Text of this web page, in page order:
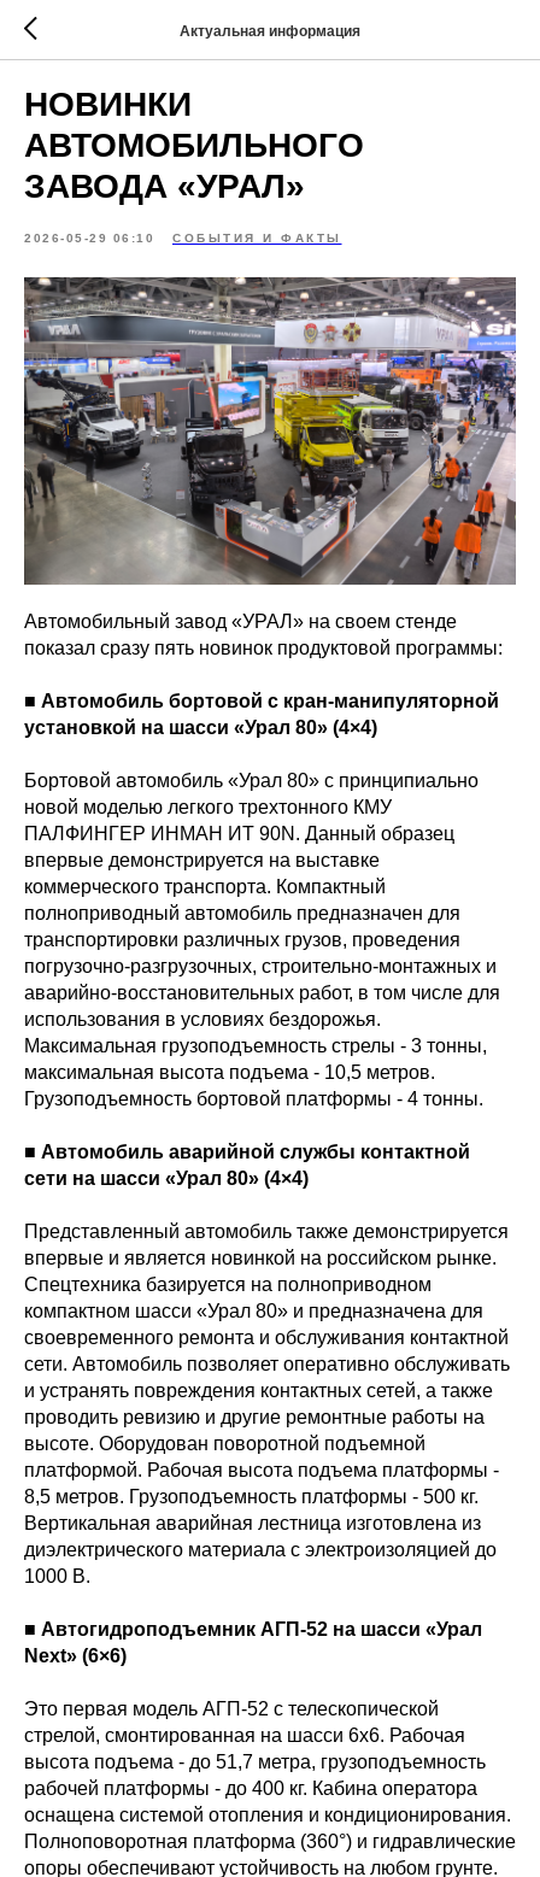
Актуальная информация
НОВИНКИ
АВТОМОБИЛЬНОГО
ЗАВОДА «УРАЛ»
2026-05-29 06:10 СОБЫТИЯ И ФАКТЫ
Автомобильный завод «УРАЛ» на своем стенде
показал сразу пять новинок продуктовой программы:
■ Автомобиль бортовой с кран-манипуляторной
установкой на шасси «Урал 80» (4×4)
Бортовой автомобиль «Урал 80» с принципиально
новой моделью легкого трехтонного КМУ
ПАЛФИНГЕР ИНМАН ИТ 90N. Данный образец
впервые демонстрируется на выставке
коммерческого транспорта. Компактный
полноприводный автомобиль предназначен для
транспортировки различных грузов, проведения
погрузочно-разгрузочных, строительно-монтажных и
аварийно-восстановительных работ, в том числе для
использования в условиях бездорожья.
Максимальная грузоподъемность стрелы - 3 тонны,
максимальная высота подъема - 10,5 метров.
Грузоподъемность бортовой платформы - 4 тонны.
■ Автомобиль аварийной службы контактной
сети на шасси «Урал 80» (4×4)
Представленный автомобиль также демонстрируется
впервые и является новинкой на российском рынке.
Спецтехника базируется на полноприводном
компактном шасси «Урал 80» и предназначена для
своевременного ремонта и обслуживания контактной
сети. Автомобиль позволяет оперативно обслуживать
и устранять повреждения контактных сетей, а также
проводить ревизию и другие ремонтные работы на
высоте. Оборудован поворотной подъемной
платформой. Рабочая высота подъема платформы -
8,5 метров. Грузоподъемность платформы - 500 кг.
Вертикальная аварийная лестница изготовлена из
диэлектрического материала с электроизоляцией до
1000 В.
■ Автогидроподъемник АГП-52 на шасси «Урал
Next» (6×6)
Это первая модель АГП-52 с телескопической
стрелой, смонтированная на шасси 6х6. Рабочая
высота подъема - до 51,7 метра, грузоподъемность
рабочей платформы - до 400 кг. Кабина оператора
оснащена системой отопления и кондиционирования.
Полноповоротная платформа (360°) и гидравлические
опоры обеспечивают устойчивость на любом грунте.